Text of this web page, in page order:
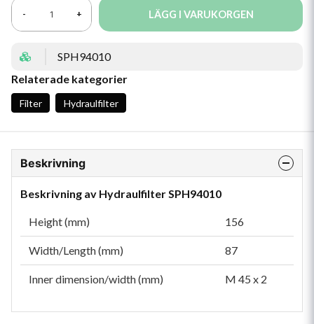
- + LÄGG I VARUKORGEN
SPH94010
Relaterade kategorier
Filter Hydraulfilter
Beskrivning
Beskrivning av Hydraulfilter SPH94010
Height (mm) 156
Width/Length (mm) 87
Inner dimension/width (mm) M 45 x 2